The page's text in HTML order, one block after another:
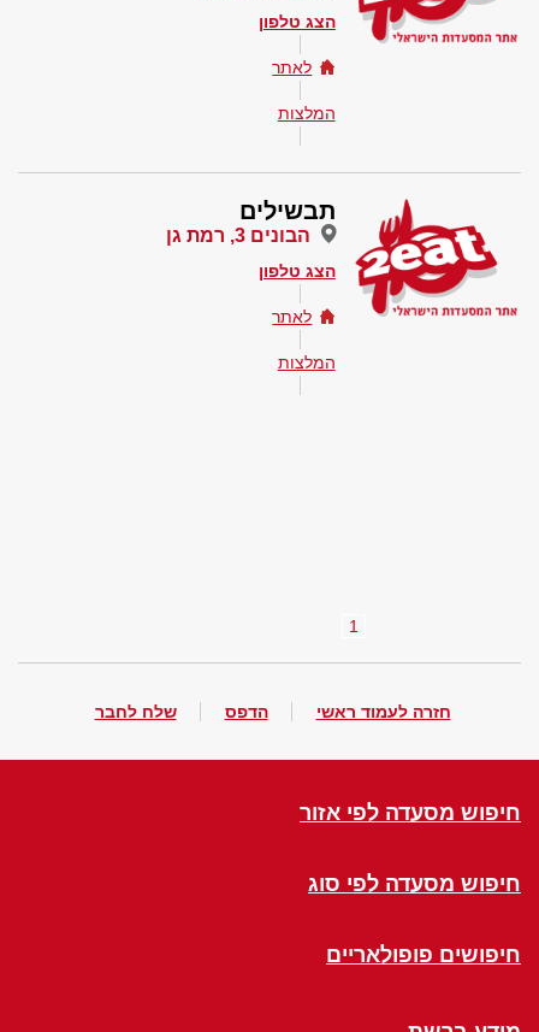
הצג טלפון
לאתר
המלצות
תבשילים
הבונים 3, רמת גן
הצג טלפון
לאתר
המלצות
1
חזרה לעמוד ראשי הדפס שלח לחבר
חיפוש מסעדה לפי אזור
חיפוש מסעדה לפי סוג
חיפושים פופולאריים